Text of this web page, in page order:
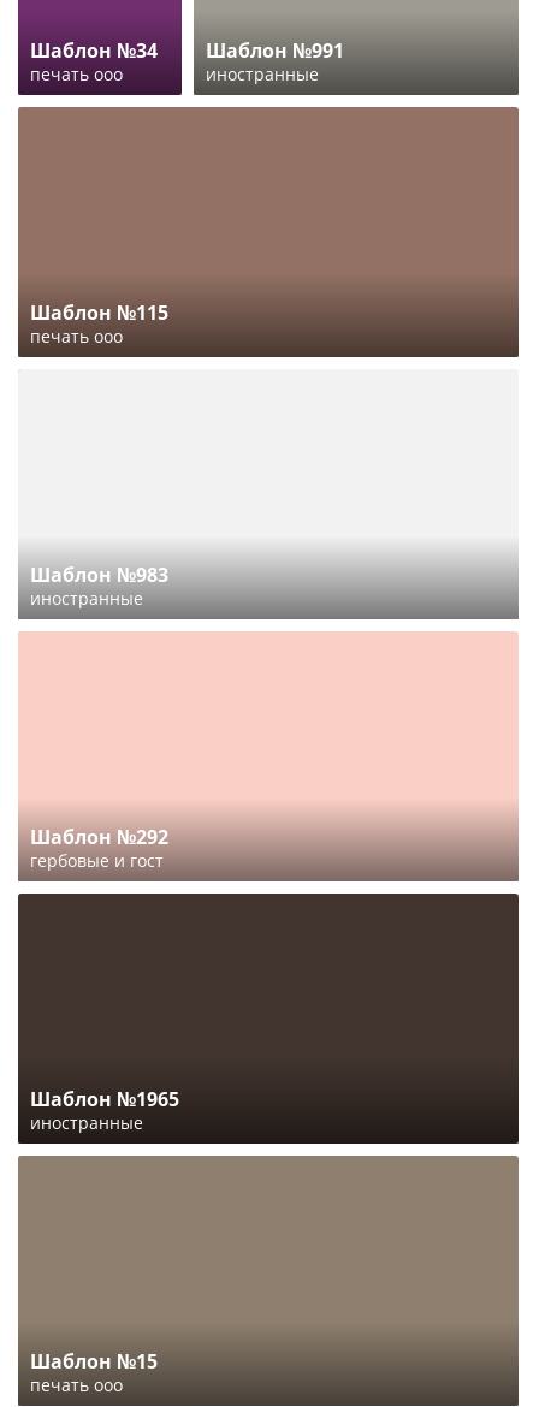
Шаблон №34
печать ооо
Шаблон №991
иностранные
Шаблон №115
печать ооо
Шаблон №983
иностранные
Шаблон №292
гербовые и гост
Шаблон №1965
иностранные
Шаблон №15
печать ооо